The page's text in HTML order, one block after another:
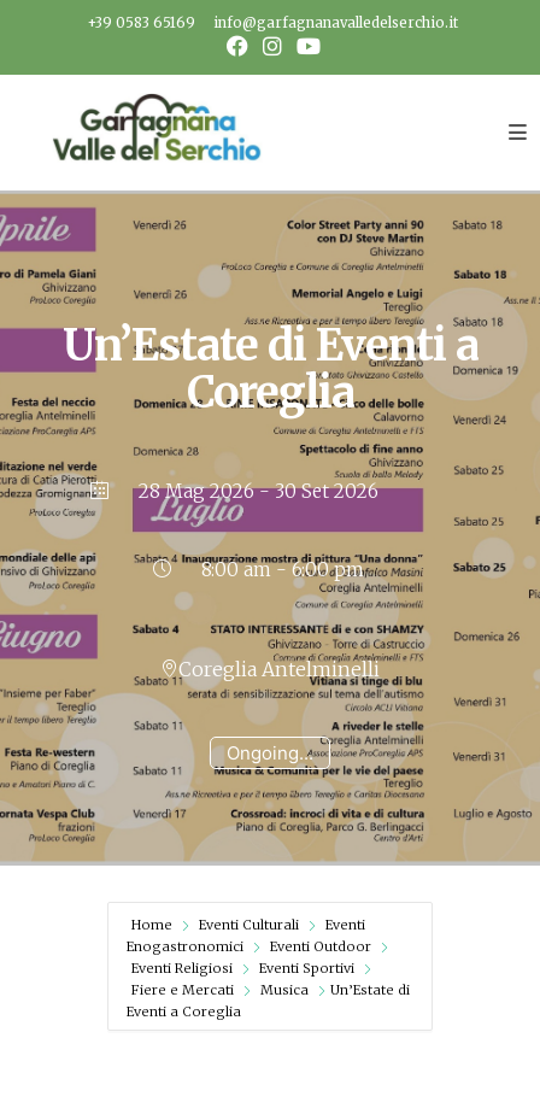
+39 0583 65169 info@garfagnanavalledelserchio.it
Un’Estate di Eventi a
Coreglia
28 Mag 2026- 30 Set 2026
Ongoing...
8:00 am - 6:00 pm
Coreglia Antelminelli
Home Eventi Culturali
Eventi
Enogastronomici
Eventi Outdoor
Eventi Religiosi
Eventi Sportivi
Fiere e Mercati
Musica
Un’Estate di
Eventi a Coreglia